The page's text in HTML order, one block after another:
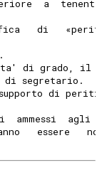
a
di
di grado, il
di segretario.
di
ammessi  agli
essere